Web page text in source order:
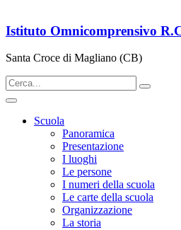
Istituto Omnicomprensivo
Santa Croce di Magliano (CB)
Scuola
Panoramica
Presentazione
I luoghi
Le persone
I numeri della scuola
Le carte della scuola
Organizzazione
La storia